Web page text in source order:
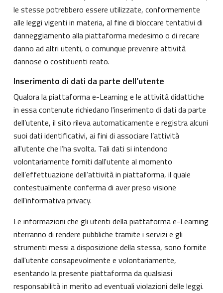
le stesse potrebbero essere utilizzate, conformemente
alle leggi vigenti in materia, al fine di bloccare tentativi di
danneggiamento alla piattaforma medesimo o di recare
danno ad altri utenti, o comunque prevenire attività
dannose o costituenti reato.
Inserimento di dati da parte dell’utente
Qualora la piattaforma e-Learning e le attività didattiche
in essa contenute richiedano l'inserimento di dati da parte
dell’utente, il sito rileva automaticamente e registra alcuni
suoi dati identificativi, ai fini di associare l’attività
all'utente che l’ha svolta. Tali dati si intendono
volontariamente forniti dall'utente al momento
dell’effettuazione dell’attività in piattaforma, il quale
contestualmente conferma di aver preso visione
dell'informativa privacy.
Le informazioni che gli utenti della piattaforma e-Learning
riterranno di rendere pubbliche tramite i servizi e gli
strumenti messi a disposizione della stessa, sono fornite
dall'utente consapevolmente e volontariamente,
esentando la presente piattaforma da qualsiasi
responsabilità in merito ad eventuali violazioni delle leggi.